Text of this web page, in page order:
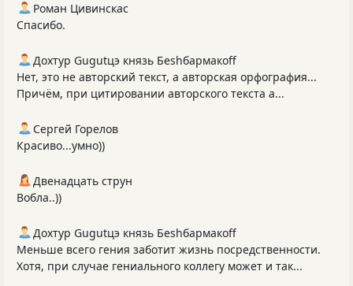
Роман Цивинскас
Спасибо.
Дохтур Gugutцэ князь Беshбармакоff
Нет, это не авторский текст, а авторская орфография...
Причём, при цитировании авторского текста а...
Сергей Горелов
Красиво...умно))
Двенадцать струн
Вобла..))
Дохтур Gugutцэ князь Беshбармакоff
Меньше всего гения заботит жизнь посредственности.
Хотя, при случае гениального коллегу может и так...